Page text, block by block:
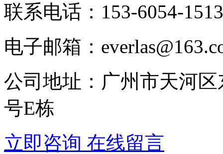
联系电话：153-6054-1513
电子邮箱：
公司地址：广州市天河
号E栋
立即咨询 在线留言